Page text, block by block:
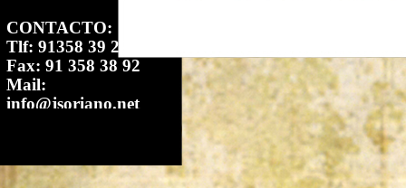
CONTACTO:
Tlf: 91358 39 22
Fax: 91 358 38 92
Mail:
info@jsoriano.net